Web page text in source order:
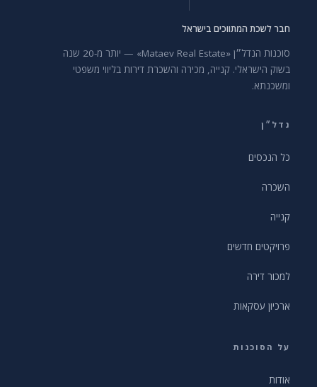
חבר לשכת המתווכים בישראל
סוכנות הנדל״ן «Mataev Real Estate» — יותר מ-20 שנה
בשוק הישראלי. קנייה, מכירה והשכרת דירות בליווי משפטי
ומשכנתא.
נדל״ן
כל הנכסים
השכרה
קנייה
פרויקטים חדשים
למכור דירה
ארכיון עסקאות
על הסוכנות
אודות